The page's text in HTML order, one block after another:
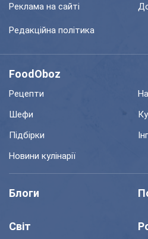
Реклама на сайті
Редакційна політика
FoodOboz
Рецепти
Шефи
Підбірки
Новини кулінарії
Блоги
Світ